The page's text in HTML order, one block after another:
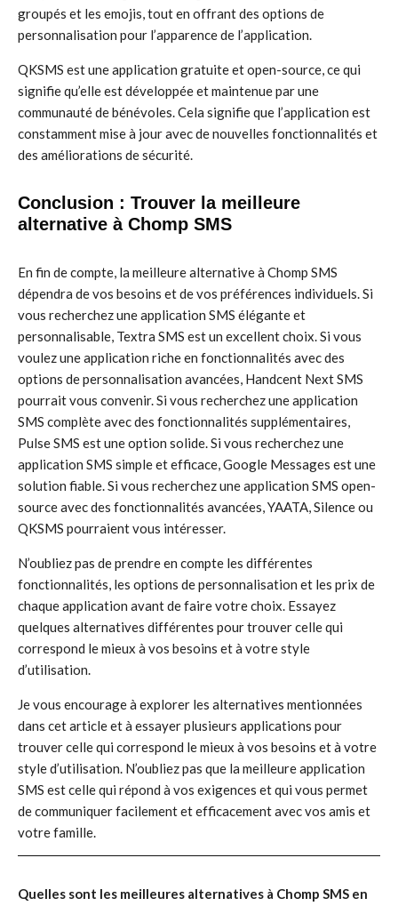
groupés et les emojis, tout en offrant des options de
personnalisation pour l’apparence de l’application.
QKSMS est une application gratuite et open-source, ce qui
signifie qu’elle est développée et maintenue par une
communauté de bénévoles. Cela signifie que l’application est
constamment mise à jour avec de nouvelles fonctionnalités et
des améliorations de sécurité.
Conclusion : Trouver la meilleure
alternative à Chomp SMS
En fin de compte, la meilleure alternative à Chomp SMS
dépendra de vos besoins et de vos préférences individuels. Si
vous recherchez une application SMS élégante et
personnalisable, Textra SMS est un excellent choix. Si vous
voulez une application riche en fonctionnalités avec des
options de personnalisation avancées, Handcent Next SMS
pourrait vous convenir. Si vous recherchez une application
SMS complète avec des fonctionnalités supplémentaires,
Pulse SMS est une option solide. Si vous recherchez une
application SMS simple et efficace, Google Messages est une
solution fiable. Si vous recherchez une application SMS open-
source avec des fonctionnalités avancées, YAATA, Silence ou
QKSMS pourraient vous intéresser.
N’oubliez pas de prendre en compte les différentes
fonctionnalités, les options de personnalisation et les prix de
chaque application avant de faire votre choix. Essayez
quelques alternatives différentes pour trouver celle qui
correspond le mieux à vos besoins et à votre style
d’utilisation.
Je vous encourage à explorer les alternatives mentionnées
dans cet article et à essayer plusieurs applications pour
trouver celle qui correspond le mieux à vos besoins et à votre
style d’utilisation. N’oubliez pas que la meilleure application
SMS est celle qui répond à vos exigences et qui vous permet
de communiquer facilement et efficacement avec vos amis et
votre famille.
Quelles sont les meilleures alternatives à Chomp SMS en